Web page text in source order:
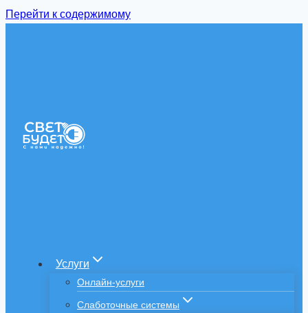
Перейти к содержимому
Услуги
Онлайн-услуги
Слаботочные системы